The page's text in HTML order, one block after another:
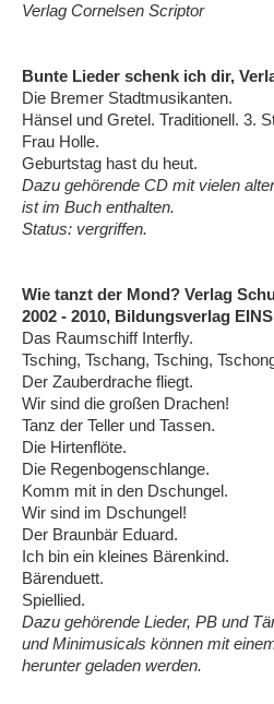
Verlag Cornelsen Scriptor
Bunte Lieder schenk ich dir,
Die Bremer Stadtmusikanten.
Hänsel und Gretel. Traditionell. 3.
Frau Holle.
Geburtstag hast du heut.
Dazu gehörende CD mit vielen
ist im Buch enthalten.
Status: vergriffen.
Wie tanzt der Mond? Verlag
2002 - 2010, Bildungsverlag
Das Raumschiff Interfly.
Tsching, Tschang, Tsching,
Der Zauberdrache fliegt.
Wir sind die großen Drachen!
Tanz der Teller und Tassen.
Die Hirtenflöte.
Die Regenbogenschlange.
Komm mit in den Dschungel.
Wir sind im Dschungel!
Der Braunbär Eduard.
Ich bin ein kleines Bärenkind.
Bärenduett.
Spiellied.
Dazu gehörende Lieder, PB und
und Minimusicals können mit
herunter geladen werden.